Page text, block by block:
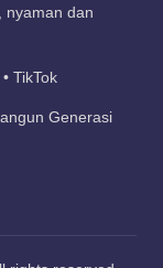
nyaman dan
TikTok
Generasi